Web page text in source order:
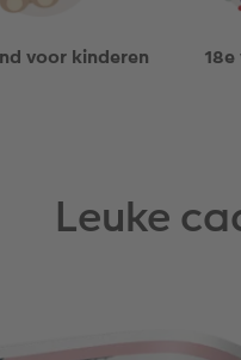
voor kinderen
Leuke